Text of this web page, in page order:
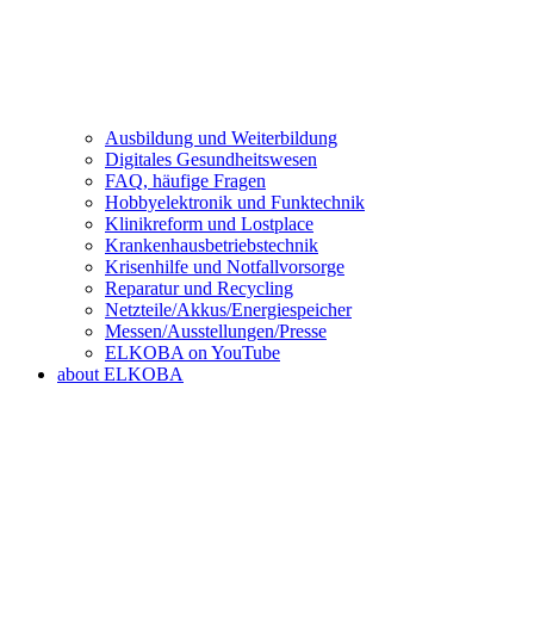
Ausbildung und Weiterbildung
Digitales Gesundheitswesen
FAQ, häufige Fragen
Hobbyelektronik und Funktechnik
Klinikreform und Lostplace
Krankenhausbetriebstechnik
Krisenhilfe und Notfallvorsorge
Reparatur und Recycling
Netzteile/Akkus/Energiespeicher
Messen/Ausstellungen/Presse
ELKOBA on YouTube
about ELKOBA